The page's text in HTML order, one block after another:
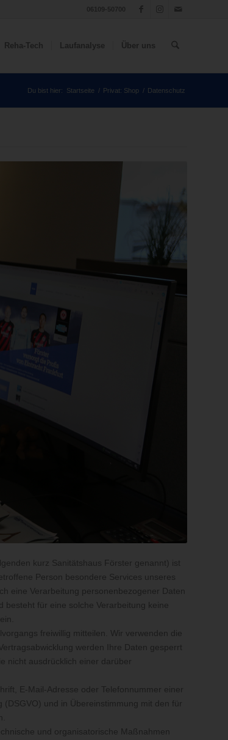
Reha-Tech Laufanalyse Über uns
Du bist hier: Startseite / Privat: Shop / Datenschutz
kurz Sanitätshaus Förster genannt) ist
Person besondere Services unseres
eine Verarbeitung personenbezogener Daten
für eine solche Verarbeitung keine
freiwillig mitteilen. Wir verwenden die
werden Ihre Daten gesperrt
nicht ausdrücklich einer darüber
E-Mail-Adresse oder Telefonnummer einer
und in Übereinstimmung mit den für
und organisatorische Maßnahmen